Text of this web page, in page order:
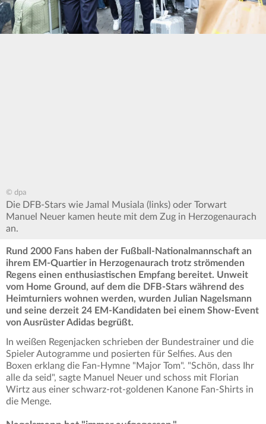
© dpa
Die DFB-Stars wie Jamal Musiala (links) oder Torwart
Manuel Neuer kamen heute mit dem Zug in Herzogenaurach
an.
Rund 2000 Fans haben der Fußball-Nationalmannschaft an
ihrem EM-Quartier in Herzogenaurach trotz strömenden
Regens einen enthusiastischen Empfang bereitet. Unweit
vom Home Ground, auf dem die DFB-Stars während des
Heimturniers wohnen werden, wurden Julian Nagelsmann
und seine derzeit 24 EM-Kandidaten bei einem Show-Event
von Ausrüster Adidas begrüßt.
In weißen Regenjacken schrieben der Bundestrainer und die
Spieler Autogramme und posierten für Selfies. Aus den
Boxen erklang die Fan-Hymne "Major Tom". "Schön, dass Ihr
alle da seid", sagte Manuel Neuer und schoss mit Florian
Wirtz aus einer schwarz-rot-goldenen Kanone Fan-Shirts in
die Menge.